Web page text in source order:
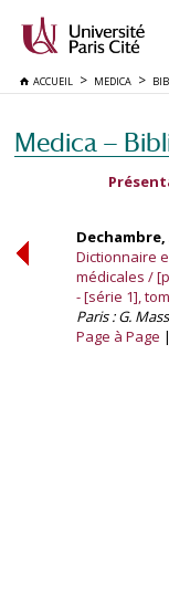
ACCUEIL MEDICA
Medica —
Dictionnaire
médicales /
- [série 1],
Paris : G.
Page à Page